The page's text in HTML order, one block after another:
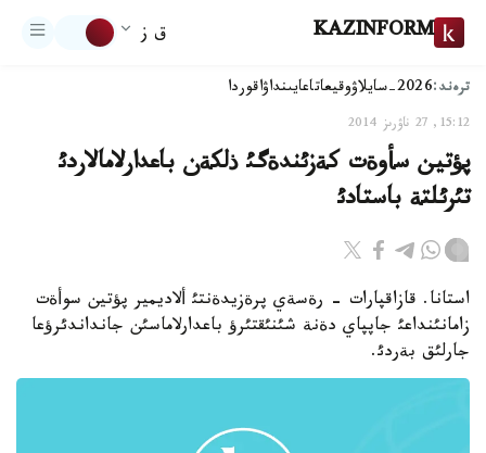
KAZINFORM ق ز
ترەند:2026-سايلاۋ وقيعاتاعايىنداۋاقوردا
15:12, 27 ناۋرىز 2014
پؤتين سأوةت كةزئندةگئ ذلكةن باعدارلامالاردئ
تئرئلتة باستادئ
استانا. قازاقپارات - رةسةي پرةزيدةنتئ ألاديمير پؤتين سوأةت
زامانئنداعئ جاپپاي دةنة شئنئقتئرؤ باعدارلاماسئن جانداندئرؤعا
جارلئق بةردئ.